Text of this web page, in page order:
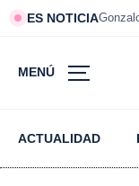
ES NOTICIA
MENÚ
ACTUALIDAD